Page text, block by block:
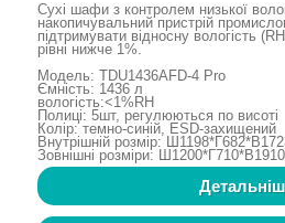
Сухі шафи з контролем низької
накопичувальний пристрій
підтримувати відносну вологість
рівні нижче 1%.
Модель: TDU1436AFD-4 Pro
Ємність: 1436 л
вологість:<1%RH
Полиці: 5шт, регулюються по висоті
Колір: темно-синій, ESD-захищений
Внутрішній розмір:
Зовнішні розміри: